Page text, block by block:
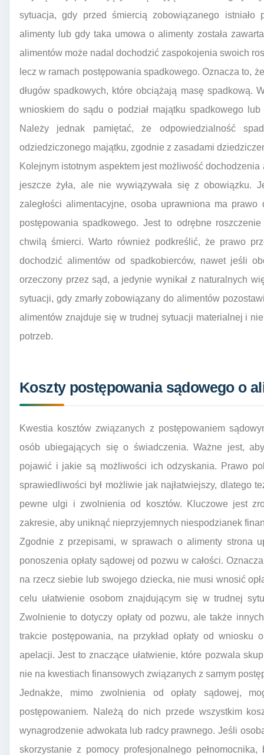
sytuacja, gdy przed śmiercią zobowiązanego istniało
alimenty lub gdy taka umowa o alimenty została
alimentów może nadal dochodzić zaspokojenia swoich
lecz w ramach postępowania spadkowego. Oznacza to,
długów spadkowych, które obciążają masę spadkową.
wnioskiem do sądu o podział majątku spadkowego
Należy jednak pamiętać, że odpowiedzialność
odziedziczonego majątku, zgodnie z zasadami
Kolejnym istotnym aspektem jest możliwość
jeszcze żyła, ale nie wywiązywała się z obowiązku.
zaległości alimentacyjne, osoba uprawniona ma
postępowania spadkowego. Jest to odrębne
chwilą śmierci. Warto również podkreślić, że prawo
dochodzić alimentów od spadkobierców, nawet jeśli
orzeczony przez sąd, a jedynie wynikał z naturalnych
sytuacji, gdy zmarły zobowiązany do alimentów
alimentów znajduje się w trudnej sytuacji materialnej i
potrzeb.
Koszty postępowania sądowego o
Kwestia kosztów związanych z postępowaniem
osób ubiegających się o świadczenia. Ważne jest,
pojawić i jakie są możliwości ich odzyskania. Prawo
sprawiedliwości był możliwie jak najłatwiejszy, dlatego
pewne ulgi i zwolnienia od kosztów. Kluczowe jest
zakresie, aby uniknąć nieprzyjemnych niespodzianek
Zgodnie z przepisami, w sprawach o alimenty strona
ponoszenia opłaty sądowej od pozwu w całości.
na rzecz siebie lub swojego dziecka, nie musi wnosić
celu ułatwienie osobom znajdującym się w trudnej
Zwolnienie to dotyczy opłaty od pozwu, ale także
trakcie postępowania, na przykład opłaty od wniosku
apelacji. Jest to znaczące ułatwienie, które pozwala
nie na kwestiach finansowych związanych z samym
Jednakże, mimo zwolnienia od opłaty sądowej,
postępowaniem. Należą do nich przede wszystkim
wynagrodzenie adwokata lub radcy prawnego. Jeśli
skorzystanie z pomocy profesjonalnego